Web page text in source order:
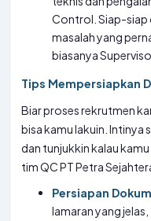
Control. Siap-siap
masalah yang
biasanya
Tips Mempersiapkan
Biar proses rekrutmen
bisa kamu lakuin. Intinya
dan tunjukkin kalau
tim QC PT Petra
Persiapan
lamaran yang